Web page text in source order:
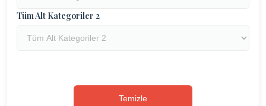
Tüm Alt Kategoriler 2
Temizle